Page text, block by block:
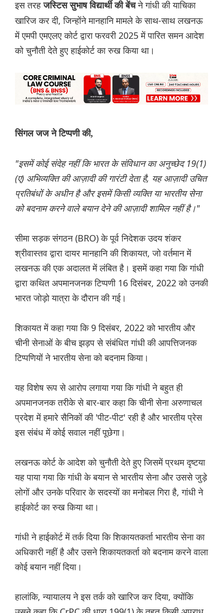
इस तरहजस्टिस सुभाष विद्यार्थी की बेंचने गांधी की याचिका
खारिज कर दी, जिन्होंने मानहानि मामले के साथ-साथ लखनऊ
में एमपी एमएलए कोर्ट द्वारा फरवरी 2025 में पारित समन आदेश
को चुनौती देते हुए हाईकोर्ट का रुख किया था।
सिंगल जज ने टिप्पणी की,
"इसमें कोई संदेह नहीं कि भारत के संविधान का अनुच्छेद 19(1)
(ए) अभिव्यक्ति की आज़ादी की गारंटी देता है, यह आज़ादी उचित
प्रतिबंधों के अधीन है और इसमें किसी व्यक्ति या भारतीय सेना
को बदनाम करने वाले बयान देने की आज़ादी शामिल नहीं है।"
सीमा सड़क संगठन (BRO) के पूर्व निदेशक उदय शंकर
श्रीवास्तव द्वारा दायर मानहानि की शिकायत, जो वर्तमान में
लखनऊ की एक अदालत में लंबित है। इसमें कहा गया कि गांधी
द्वारा कथित अपमानजनक टिप्पणी 16 दिसंबर, 2022 को उनकी
भारत जोड़ो यात्रा के दौरान की गई।
शिकायत में कहा गया कि 9 दिसंबर, 2022 को भारतीय और
चीनी सेनाओं के बीच झड़प से संबंधित गांधी की आपत्तिजनक
टिप्पणियों ने भारतीय सेना को बदनाम किया।
यह विशेष रूप से आरोप लगाया गया कि गांधी ने बहुत ही
अपमानजनक तरीके से बार-बार कहा कि चीनी सेना अरुणाचल
प्रदेश में हमारे सैनिकों की 'पीट-पीट' रही है और भारतीय प्रेस
इस संबंध में कोई सवाल नहीं पूछेगा।
लखनऊ कोर्ट के आदेश को चुनौती देते हुए जिसमें प्रथम दृष्टया
यह पाया गया कि गांधी के बयान से भारतीय सेना और उससे जुड़े
लोगों और उनके परिवार के सदस्यों का मनोबल गिरा है, गांधी ने
हाईकोर्ट का रुख किया था।
गांधी ने हाईकोर्ट में तर्क दिया कि शिकायतकर्ता भारतीय सेना का
अधिकारी नहीं है और उसने शिकायतकर्ता को बदनाम करने वाला
कोई बयान नहीं दिया।
हालांकि, न्यायालय ने इस तर्क को खारिज कर दिया, क्योंकि